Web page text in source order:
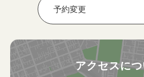
予約変更
アクセスに